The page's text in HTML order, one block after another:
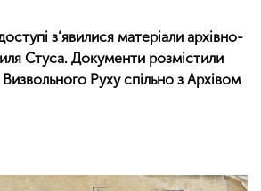
з’явилися матеріали архівно-
Стуса. Документи розмістили
Руху спільно з Архівом